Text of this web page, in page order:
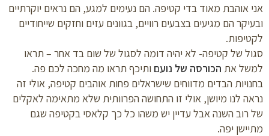
אוהבת מאוד בדי קטיפה. הם נעימים למגע, הם נראים יוקרתיים
הם מגיעים בצבעים רוויים, בגוונים עזים וחזקים שייחודיים
של קטיפה- לא יהיה דומה לסגול של שום בד אחר – תראו
אתהכורסה של נועםותיכף תראו מה מחכה לכם פה.
הבדים מדווחים שישראלים פחות אוהבים קטיפה, אולי זה
לנו מיושן, אולי זו התחושה הפרוותית שלא מתאימה לאקלים
רוב השנה אבל עדיין יש משהו כל כך קלאסי בקטיפה שגם
יפה.